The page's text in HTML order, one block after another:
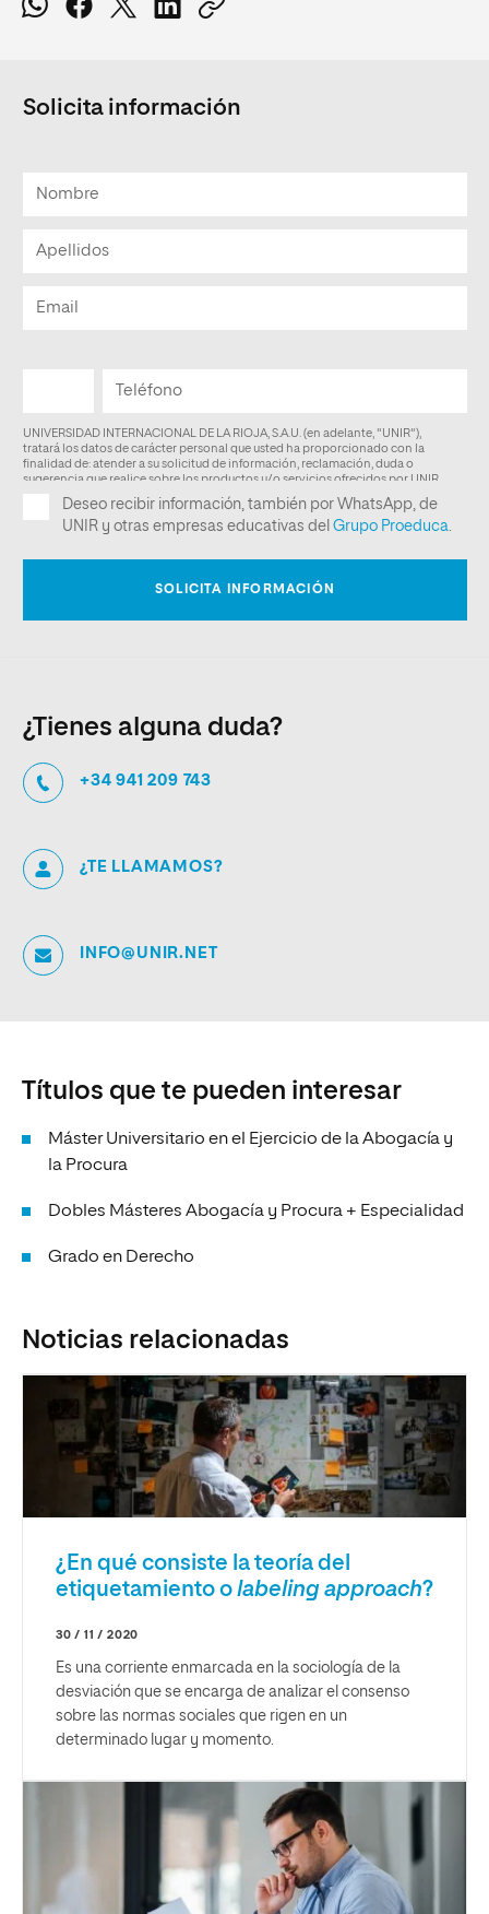
Solicita información
¿Tienes alguna duda?
+34 941 209 743
¿TE LLAMAMOS?
INFO@UNIR.NET
Títulos que te pueden interesar
Máster Universitario en el Ejercicio de la Abogacía y
la Procura
Dobles Másteres Abogacía y Procura + Especialidad
Grado en Derecho
Noticias relacionadas
¿En qué consiste la teoría del
etiquetamiento o labeling approach?
30 / 11 / 2020
Es una corriente enmarcada en la sociología de la
desviación que se encarga de analizar el consenso
sobre las normas sociales que rigen en un
determinado lugar y momento.